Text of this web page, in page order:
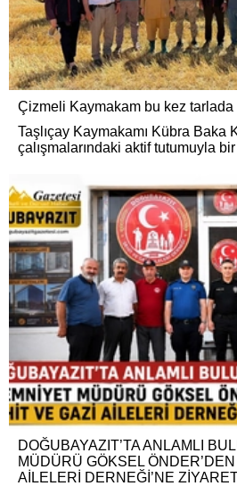
Çizmeli Kaymakam bu kez tarlada
Taşlıçay Kaymakamı Kübra Baka
çalışmalarındaki aktif tutumuyla
DOĞUBAYAZIT’TA ANLAMLI
MÜDÜRÜ GÖKSEL
AİLELERİ DERNEĞİ’NE